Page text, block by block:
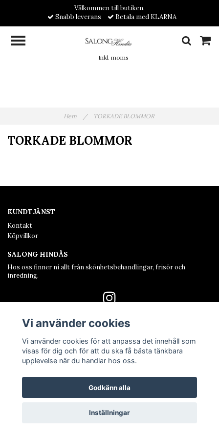
Välkommen till butiken.
Snabb leverans
Betala med KLARNA
Inkl. moms
Hem / TORKADE BLOMMOR
TORKADE BLOMMOR
KUNDTJÄNST
Kontakt
Köpvillkor
SALONG HINDÅS
Hos oss finner ni allt från skönhetsbehandlingar, frisör och
inredning.
© Copyright Salong Hindås
Vi använder cookies
Vi använder cookies för att anpassa det innehåll som
visas för dig och för att du ska få bästa tänkbara
upplevelse när du handlar hos oss.
Godkänn alla
Inställningar